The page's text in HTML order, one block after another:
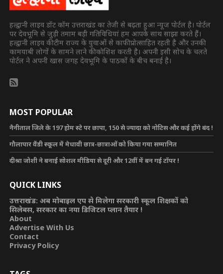
हल्द्वानी लाइव डॉट कॉम उत्तराखंड का तेजी से बढ़ता हुआ न्यूज पोर्टल है। पोर्टल
पर देवभूमि से जुड़ी तमाम बड़ी गतिविधियां हम आपके साथ साझा करते हैं।
हल्द्वानी लाइव की टीम राज्य के युवाओं से काफी प्रोत्साहित रहती है और उनकी
कामयाबी लोगों के सामने लाने की कोशिश करती है। अपनी इसी सोच के चलते
पोर्टल ने अपनी खास जगह देवभूमि के पाठकों के बीच बनाई है।
MOST POPULAR
नैनीताल जिले के 197 होम स्टे पर छापा, 150 से ज्यादा को नोटिस और कई होंगे बंद !
गौलापार वैंडी स्कूल में मेधावी छात्र-छात्राओं को किया गया सम्मानित
दीश्रा जोशी ने बनाई सोशल मीडिया से दूरी और 12वीं में बन गई टॉपर !
QUICK LINKS
उत्तराखंड: अब मोबाइल एप से मिलेगा सरकारी स्कूल शिक्षकों को
सिलेबस, सरकार का नया डिजिटल प्लान तैयार !
About
Advertise With Us
Contact
Privacy Policy